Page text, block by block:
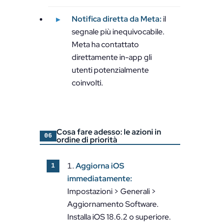
Notifica diretta da Meta:il
segnale più inequivocabile.
Meta ha contattato
direttamente in-app gli
utenti potenzialmente
coinvolti.
06 Cosa fare adesso: le azioni in
ordine di priorità
Aggiorna iOS
immediatamente:
Impostazioni > Generali >
Aggiornamento Software.
Installa iOS 18.6.2 o superiore.